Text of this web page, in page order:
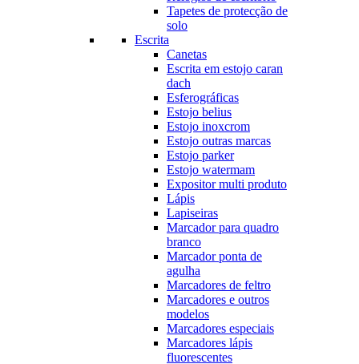
Tapetes de protecção de
solo
Escrita
Canetas
Escrita em estojo caran
dach
Esferográficas
Estojo belius
Estojo inoxcrom
Estojo outras marcas
Estojo parker
Estojo watermam
Expositor multi produto
Lápis
Lapiseiras
Marcador para quadro
branco
Marcador ponta de
agulha
Marcadores de feltro
Marcadores e outros
modelos
Marcadores especiais
Marcadores lápis
fluorescentes